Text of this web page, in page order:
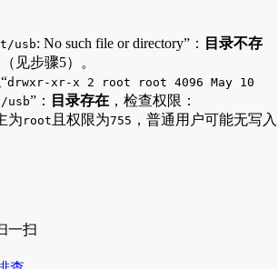
usb: No such file or directory”：
目录不存
见步骤5）。
drwxr-xr-x 2 root root 4096 May 10
usb”： 目录存在 ，检查权限：
为 root 且权限为755 ，普通用户可能无写入